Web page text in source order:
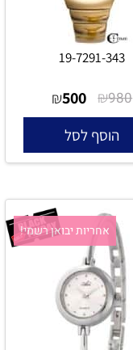
19-7291-343
₪980
₪500
הוסף לסל
אחריות יבואן רשמי!